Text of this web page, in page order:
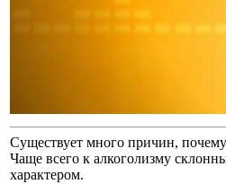
Существует много причин,
Чаще всего к алкоголизму
характером.